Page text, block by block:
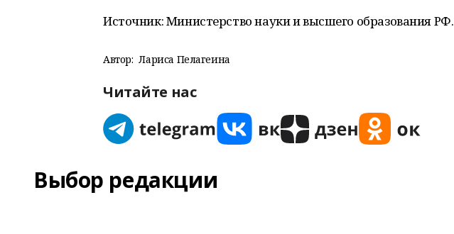
Источник: Министерство науки и высшего образования РФ.
Автор: Лариса Пелагеина
Читайте нас
Выбор редакции